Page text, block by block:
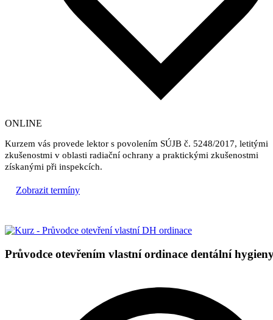
ONLINE
Kurzem vás provede lektor s povolením SÚJB č. 5248/2017, letitými
zkušenostmi v oblasti radiační ochrany a praktickými zkušenostmi
získanými při inspekcích.
Zobrazit termíny
Průvodce otevřením vlastní ordinace dentální